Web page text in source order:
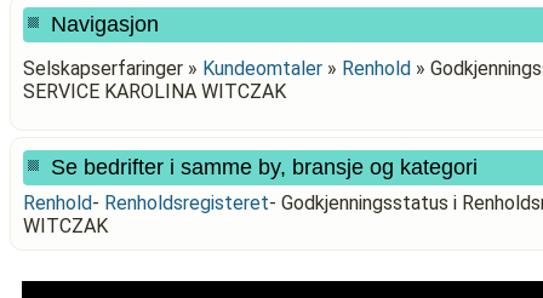
Navigasjon
Selskapserfaringer » Kundeomtaler » Renhold »
SERVICE KAROLINA WITCZAK
Se bedrifter i samme by, bransje og kategori
Renhold- Renholdsregisteret- Godkjenningsstatus i
WITCZAK